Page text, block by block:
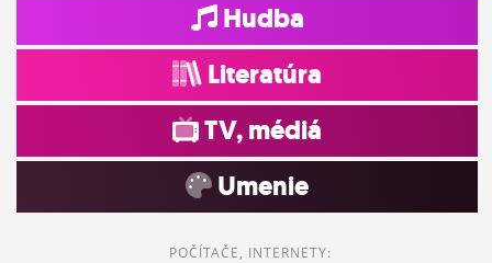
Hudba
Literatúra
TV, médiá
Umenie
POČÍTAČE, INTERNETY: